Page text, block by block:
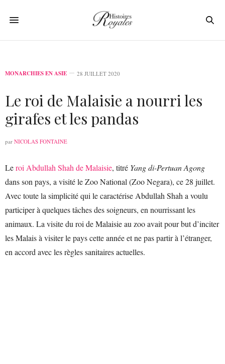
MONARCHIES EN ASIE 28 JUILLET 2020
Le roi de Malaisie a nourri les
girafes et les pandas
par NICOLAS FONTAINE
Leroi Abdullah Shah de Malaisie, titré Yang di-Pertuan Agong
dans son pays, a visité le Zoo National (Zoo Negara), ce 28 juillet.
Avec toute la simplicité qui le caractérise Abdullah Shah a voulu
participer à quelques tâches des soigneurs, en nourrissant les
animaux. La visite du roi de Malaisie au zoo avait pour but d’inciter
les Malais à visiter le pays cette année et ne pas partir à l’étranger,
en accord avec les règles sanitaires actuelles.